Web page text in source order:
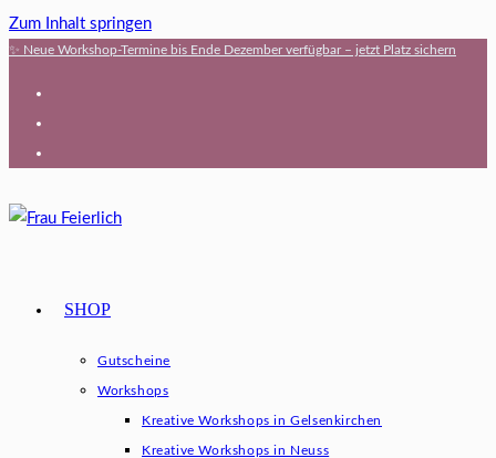
Zum Inhalt springen
✨ Neue Workshop-Termine bis Ende Dezember verfügbar – jetzt Platz sichern
SHOP
Gutscheine
Workshops
Kreative Workshops in Gelsenkirchen
Kreative Workshops in Neuss